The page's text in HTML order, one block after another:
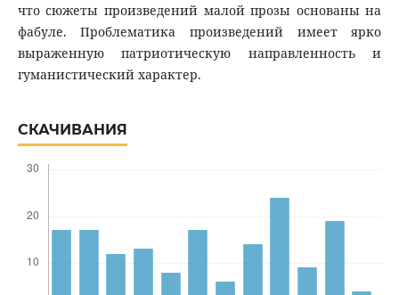
что сюжеты произведений малой прозы основаны на
фабуле. Проблематика произведений имеет ярко
выраженную патриотическую направленность и
гуманистический характер.
СКАЧИВАНИЯ